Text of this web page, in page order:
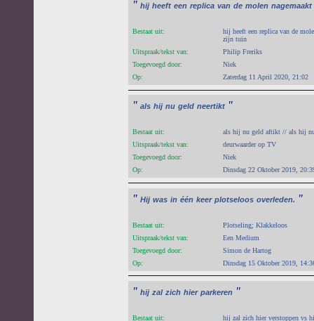
" hij heeft een replica van de molen nagemaakt
Bestaat uit:
hij heeft een replica van de
zijn tuin
Uitspraak/tekst van:
Philip Freriks
Toegevoegd door:
Niek
Op:
Zaterdag 11 April 2020, 21:02
" als hij nu geld neertikt "
Bestaat uit:
als hij nu geld aftikt // als hij
Uitspraak/tekst van:
deurwaarder op TV
Toegevoegd door:
Niek
Op:
Dinsdag 22 Oktober 2019,
" Hij was in één keer plotseloos overleden. "
Bestaat uit:
Plotseling; Klakkeloos
Uitspraak/tekst van:
Een Medium
Toegevoegd door:
Simon de Hartog
Op:
Dinsdag 15 Oktober 2019,
" hij zal zich hier parkeren "
Bestaat uit:
hij zal zich hier verstoppen vs